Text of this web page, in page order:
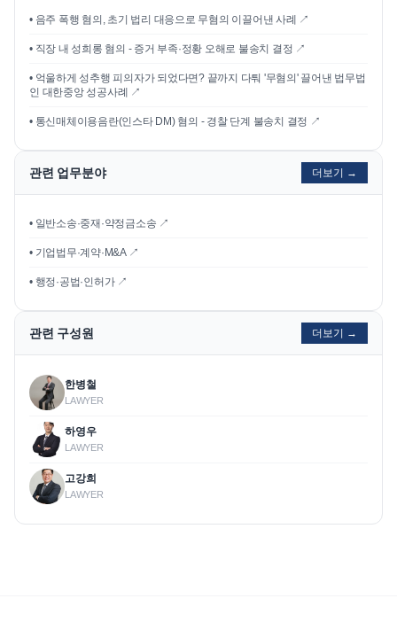
• 음주 폭행 혐의, 초기 법리 대응으로 무혐의 이끌어낸 사례 ↗
• 직장 내 성희롱 혐의 - 증거 부족·정황 오해로 불송치 결정 ↗
• 억울하게 성추행 피의자가 되었다면? 끝까지 다퉈 '무혐의' 끌어낸 법무법
인 대한중앙 성공사례 ↗
• 통신매체이용음란(인스타 DM) 혐의 - 경찰 단계 불송치 결정 ↗
관련 업무분야 더보기 →
• 일반소송·중재·약정금소송 ↗
• 기업법무·계약·M&A ↗
• 행정·공법·인허가 ↗
관련 구성원 더보기 →
한병철
LAWYER
하영우
LAWYER
고강희
LAWYER